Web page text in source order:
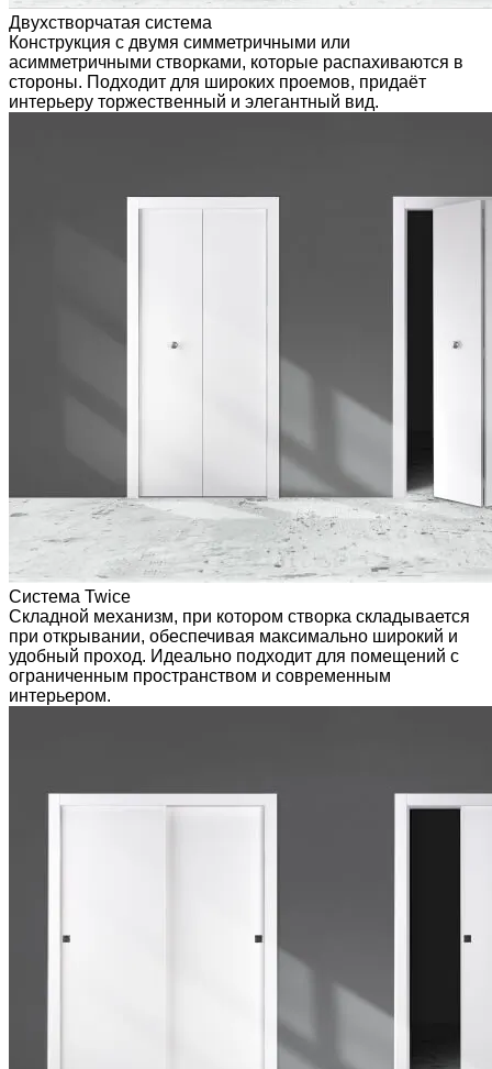
Двухстворчатая система
Конструкция с двумя симметричными или
асимметричными створками, которые распахиваются в
стороны. Подходит для широких проемов, придаёт
интерьеру торжественный и элегантный вид.
Система Twice
Складной механизм, при котором створка складывается
при открывании, обеспечивая максимально широкий и
удобный проход. Идеально подходит для помещений с
ограниченным пространством и современным
интерьером.